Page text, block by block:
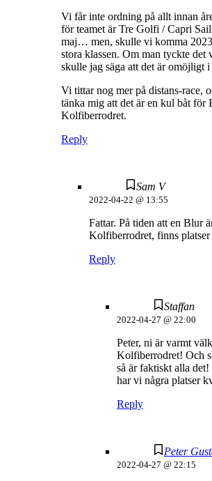
Vi får inte ordning på allt innan
för teamet är Tre Golfi / Capri
maj… men, skulle vi komma
stora klassen. Om man tyckte det
skulle jag säga att det är omöjligt i
Vi tittar nog mer på distans-race,
tänka mig att det är en kul båt för
Kolfiberrodret.
Reply
Sam V
2022-04-22 @ 13:55
Fattar. På tiden att en Blur
Kolfiberrodret, finns platser
Reply
Staffan
2022-04-27 @ 22:00
Peter, ni är varmt
Kolfiberrodret! Och
så är faktiskt alla det!
har vi några platser
Reply
Peter
2022-04-27 @ 22:15